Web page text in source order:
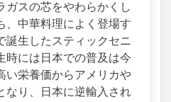
ガスの芯をやわらかくし
、中華料理によく登場す
誕生したスティックセニ
時には日本での普及は今
い栄養価からアメリカや
なり、日本に逆輸入され